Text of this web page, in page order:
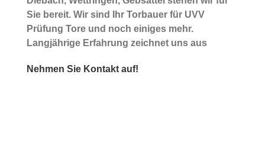
Sie bereit. Wir sind Ihr Torbauer für UVV
Prüfung Tore und noch einiges mehr.
Langjährige Erfahrung zeichnet uns aus
Nehmen Sie Kontakt auf!